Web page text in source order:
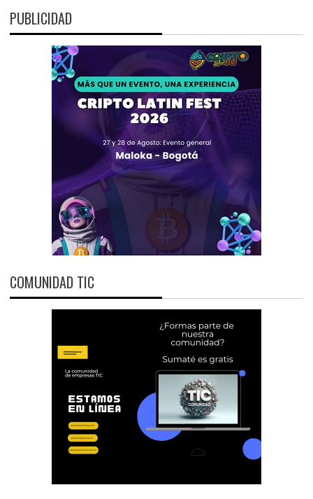
PUBLICIDAD
COMUNIDAD TIC